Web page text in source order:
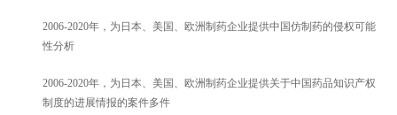
2006-2020年，为日本、美国、欧洲制药企业提供中国仿制药的侵权可能
性分析
2006-2020年，为日本、美国、欧洲制药企业提供关于中国药品知识产权
制度的进展情报的案件多件